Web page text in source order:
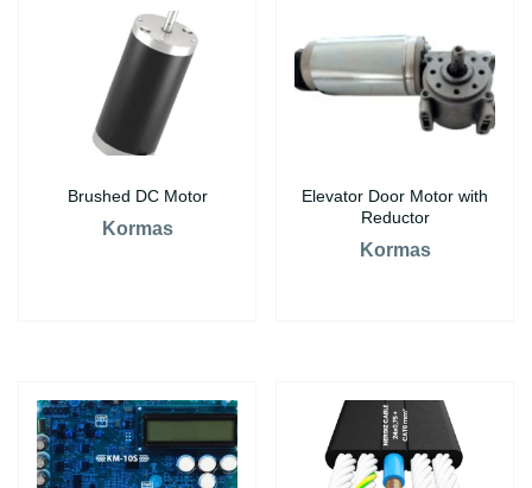
Brushed DC Motor
Kormas
Elevator Door Motor with
Reductor
Kormas